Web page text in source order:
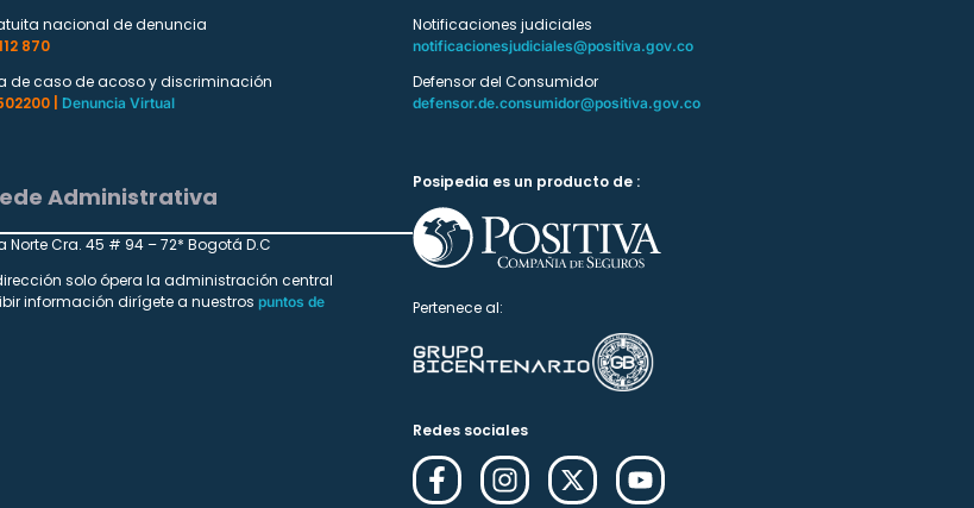
nacional de denuncia
870
de caso de acoso y discriminación
|
Denuncia Virtual
Notificaciones judiciales
notificacionesjudiciales@positiva.gov.co
Defensor del Consumidor
defensor.de.consumidor@positiva.gov.co
Administrativa
Norte Cra. 45 # 94 – 72* Bogotá D.C
solo ópera la administración central
información dirígete a nuestros puntos de
Posipedia es un producto de :
Pertenece al:
Redes sociales